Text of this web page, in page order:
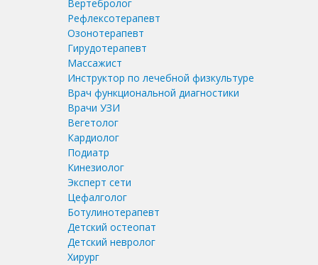
Вертебролог
Рефлексотерапевт
Озонотерапевт
Гирудотерапевт
Массажист
Инструктор по лечебной физкультуре
Врач функциональной диагностики
Врачи УЗИ
Вегетолог
Кардиолог
Подиатр
Кинезиолог
Эксперт сети
Цефалголог
Ботулинотерапевт
Детский остеопат
Детский невролог
Хирург